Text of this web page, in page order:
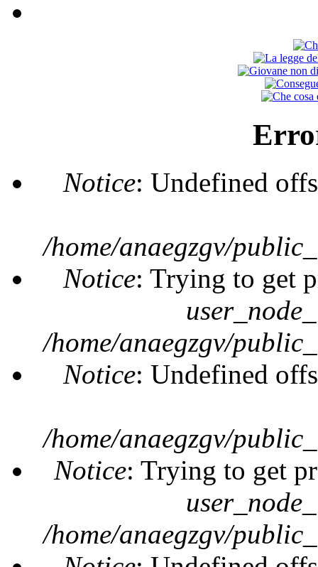
Notice: Undefined
/home/anaegzgv/
Notice: Trying to get
/home/anaegzgv/
Notice: Undefined
/home/anaegzgv/
Notice: Trying to get
/home/anaegzgv/